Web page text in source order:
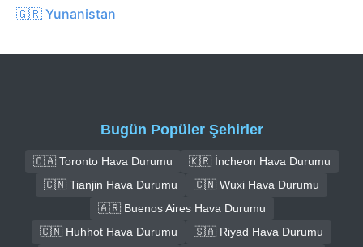
🇬🇷 Yunanistan
Bugün Popüler Şehirler
🇨🇦 Toronto Hava Durumu
🇰🇷 İncheon Hava Durumu
🇨🇳 Tianjin Hava Durumu
🇨🇳 Wuxi Hava Durumu
🇦🇷 Buenos Aires Hava Durumu
🇨🇳 Huhhot Hava Durumu
🇸🇦 Riyad Hava Durumu